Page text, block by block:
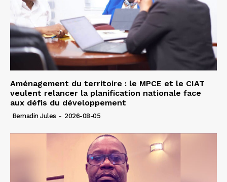
Aménagement du territoire : le MPCE et le CIAT
veulent relancer la planification nationale face
aux défis du développement
Bernadin Jules - 2026-08-05